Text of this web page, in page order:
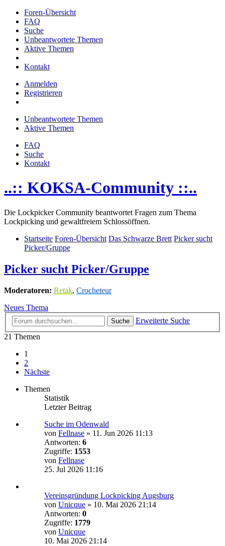
Foren-Übersicht
FAQ
Suche
Unbeantwortete Themen
Aktive Themen
Kontakt
Anmelden
Registrieren
Unbeantwortete Themen
Aktive Themen
FAQ
Suche
Kontakt
..:: KOKSA-Community ::..
Die Lockpicker Community beantwortet Fragen zum Thema
Lockpicking und gewaltfreiem Schlossöffnen.
Startseite Foren-Übersicht Das Schwarze Brett Picker sucht
Picker/Gruppe
Picker sucht Picker/Gruppe
Moderatoren: Retak, Crocheteur
Neues Thema
Suche
Erweiterte Suche
21 Themen
1
2
Nächste
Themen
Statistik
Letzter Beitrag
Suche im Odenwald
von Fellnase » 11. Jun 2026 11:13
Antworten: 6
Zugriffe: 1553
von Fellnase
25. Jul 2026 11:16
Vereinsgründung Lockpicking Augsburg
von Unicque » 10. Mai 2026 21:14
Antworten: 0
Zugriffe: 1779
von Unicque
10. Mai 2026 21:14